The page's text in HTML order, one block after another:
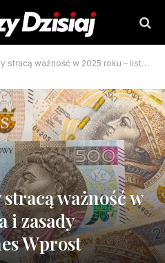
w 2025 roku – lista i zasady wymiany – Biznes Wprost
ważność w
i zasady
Wprost